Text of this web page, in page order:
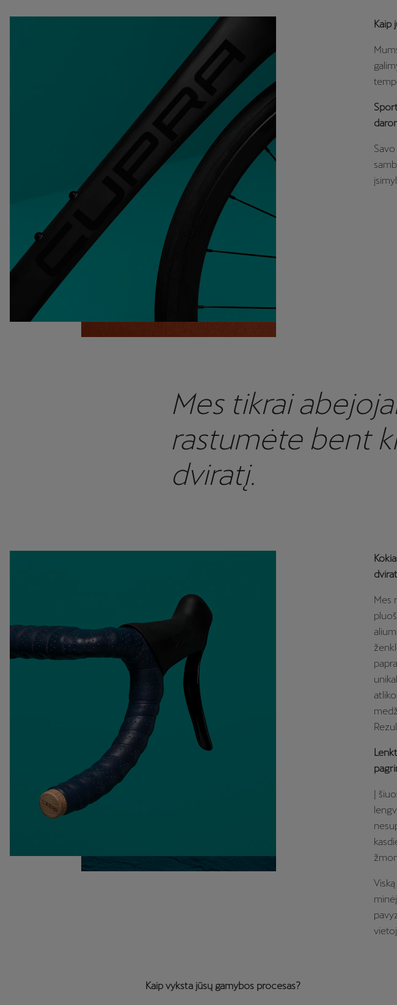
Kaip
Mes tikrai
rastumėte bent
dviratį.
Mes
Į
Kaip vyksta jūsų gamybos procesas?